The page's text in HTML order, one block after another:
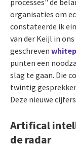
organisaties om
constateerde ik
van der Keijl in
geschreven
punten een
slag te gaan. Die
twintig
Deze nieuwe
Artifical
de radar